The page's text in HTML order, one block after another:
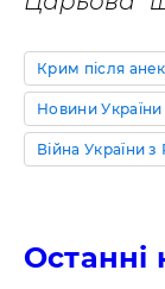
Крим після
Новини України
Війна України з
Останні